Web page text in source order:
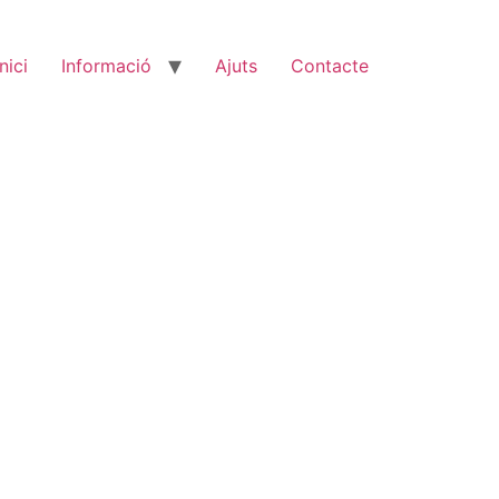
Informació Ajuts Contacte